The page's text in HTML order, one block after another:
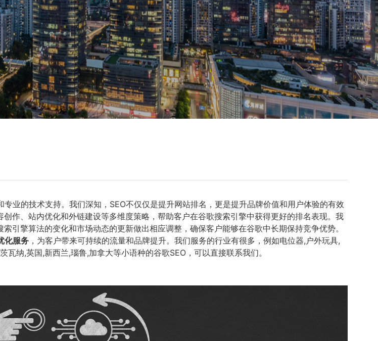
专业的技术支持。我们深知，SEO不仅仅是提升网站排名，更是提升品牌价值和用户体验的有效
作、站内优化和外链建设等多维度策略，帮助客户在谷歌搜索引擎中获得更好的排名表现。我
引擎算法的变化和市场动态的更新做出相应调整，确保客户能够在谷歌中长期保持竞争优势。
化服务 ，为客户带来可持续的流量和品牌提升。我们服务的行业有很多，例如电位器,户外玩具,
纳,英国,新西兰,瑙鲁,加拿大等小语种的谷歌SEO，可以直接联系我们。